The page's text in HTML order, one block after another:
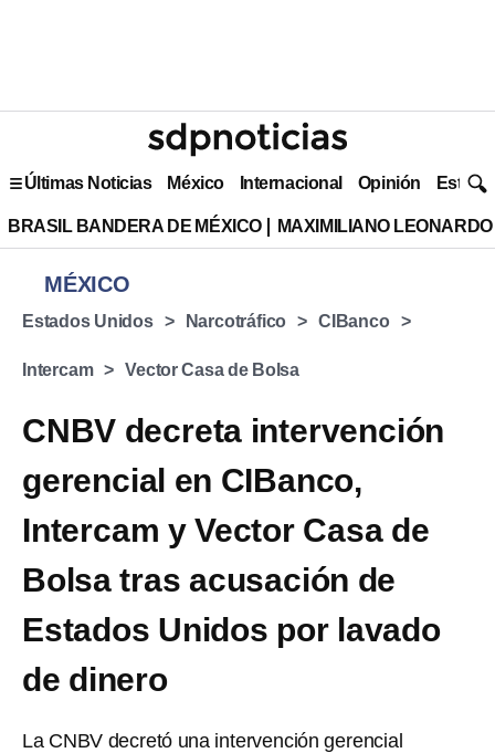
Últimas Noticias México Internacional Opinión Estilo
BRASIL BANDERA DE MÉXICO MAXIMILIANO
MÉXICO
Estados Unidos Narcotráfico CIBanco
Intercam Vector Casa de Bolsa
CNBV decreta intervención
gerencial en CIBanco,
Intercam y Vector Casa de
Bolsa tras acusación de
Estados Unidos por lavado
de dinero
La CNBV decretó una intervención gerencial